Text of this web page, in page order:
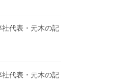
代表・元木の記
代表・元木の記